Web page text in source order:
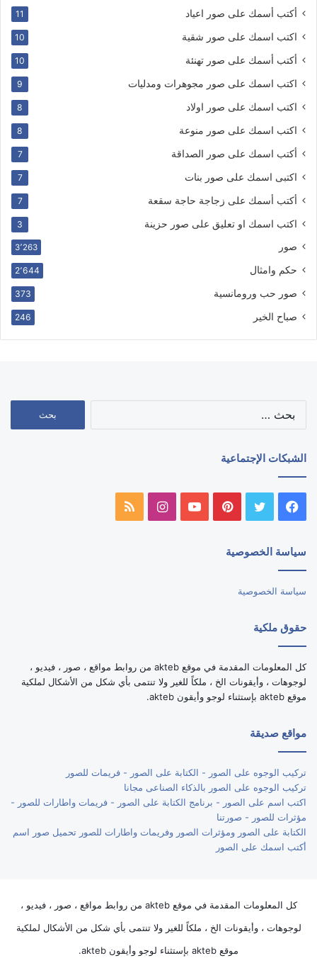
أكتب أسمك على صور اعياد 11
اكتب اسمك على صور شقية 10
أكتب أسمك على صور تهنئة 10
اكتب اسمك على صور مجوهرات ومدليات 9
اكتب اسمك على صور اولاد 8
اكتب اسمك على صور منوعة 8
أكتب اسمك على صور الصداقة 7
اكتبى اسمك على صور بنات 7
أكتب أسمك على زجاجة حاجة سقعة 7
اكتب اسمك او تعليق على صور حزينة 3
صور 3٬263
حكم وامثال 2٬644
صور حب ورومانسية 373
صباح الخير 246
الشبكات الإجتماعية
فيسبوك تويتر بينتيريستيوتيوبانستقرامملخص
سياسة الخصوصية
سياسة الخصوصية
حقوق ملكية
كل المعلومات المقدمة في موقع akteb من روابط مواقع ، صور ، فيديو ،
لوجوهات ، وأيقونات الخ ، ملكاً للغير ولا تنتمى بأي شكل من الأشكال لملكية
موقع akteb بإستثناء لوجو وأيقون akteb.
مواقع صديقة
تركيب الوجوه على الصور - الكتابة على الصور - فريمات للصور
تركيب الوجوه على الصور بالذكاء الصناعى مجانا
اكتب اسم على الصور - برنامج الكتابة على الصور - فريمات واطارات للصور -
مؤثرات للصور - صورتنا
الكتابة على الصور ومؤثرات الصور وفريمات واطارات للصور تحميل صور اسم
أكتب اسمك على الصور
كل المعلومات المقدمة في موقع akteb من روابط مواقع ، صور ، فيديو ،
لوجوهات ، وأيقونات الخ ، ملكاً للغير ولا تنتمى بأي شكل من الأشكال لملكية
موقع akteb بإستثناء لوجو وأيقون akteb.